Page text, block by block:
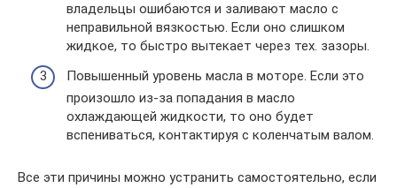
владельцы ошибаются и заливают масло с
неправильной вязкостью. Если оно слишком
жидкое, то быстро вытекает через тех. зазоры.
Повышенный уровень масла в моторе. Если это
произошло из-за попадания в масло
охлаждающей жидкости, то оно будет
вспениваться, контактируя с коленчатым валом.
Все эти причины можно устранить самостоятельно, если